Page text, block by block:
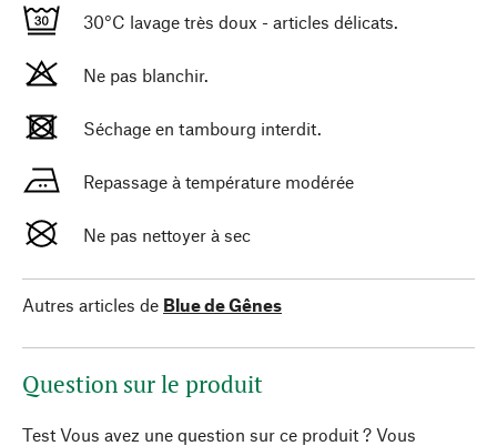
30°C lavage très doux - articles délicats.
Ne pas blanchir.
Séchage en tambourg interdit.
Repassage à température modérée
Ne pas nettoyer à sec
Autres articles de Blue de Gênes
Question sur le produit
Test Vous avez une question sur ce produit ? Vous